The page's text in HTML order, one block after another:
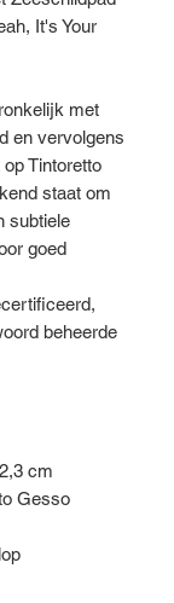
It's Your
met
en vervolgens
Tintoretto
staat om
subtiele
goed
beheerde
cm
Gesso